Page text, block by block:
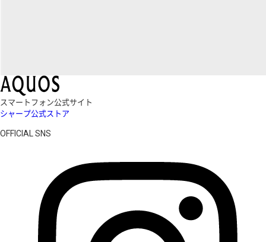
スマートフォン公式サイト
シャープ公式ストア
OFFICIAL SNS